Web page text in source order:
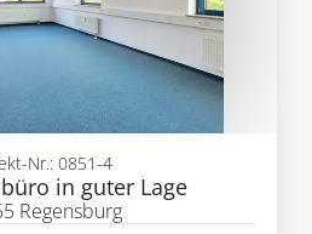
in guter Lage
Nr.: 0851-4
Regensburg